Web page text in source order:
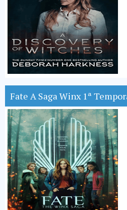
Fate A Saga Winx 1ª